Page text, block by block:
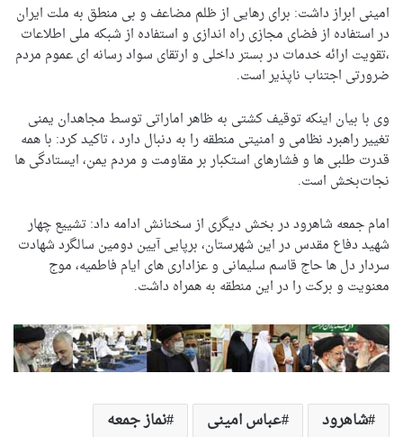
امینی ابراز داشت: برای رهایی از ظلم مضاعف و بی منطق به ملت ایران
در استفاده از فضای مجازی راه اندازی و استفاده از شبکه ملی اطلاعات
،تقویت ارائه خدمات در بستر داخلی و ارتقای سواد رسانه ای عموم مردم
ضرورتی اجتناب ناپذیر است.
وی با بیان اینکه توقیف کشتی به ظاهر اماراتی توسط مجاهدان یمنی
تغییر راهبرد نظامی و امنیتی منطقه را به دنبال دارد ، تاکید کرد: با همه
قدرت طلبی ها و فشارهای استکبار بر مقاومت و مردم یمن، ایستادگی ها
نجات‌بخش است.
امام جمعه شاهرود در بخش دیگری از سخنانش ادامه داد: تشییع چهار
شهید دفاع مقدس در این شهرستان، برپایی آیین دومین سالگرد شهادت
سردار دل ها حاج قاسم سلیمانی و عزاداری های ایام فاطمیه، موج
معنویت و برکت را در این منطقه به همراه داشت.
شاهرود عباس امینی نماز جمعه